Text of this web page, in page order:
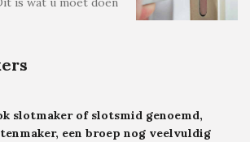
slotmaker of slotsmid genoemd,
een broep nog veelvuldig